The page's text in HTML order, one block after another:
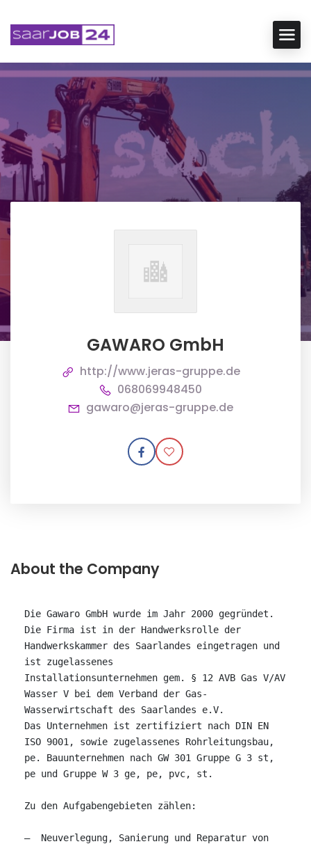
GAWARO GmbH
http://www.jeras-gruppe.de
068069948450
gawaro@jeras-gruppe.de
About the Company
Die Gawaro GmbH wurde im Jahr 2000 gegründet.
Die Firma ist in der Handwerksrolle der
Handwerkskammer des Saarlandes eingetragen und
ist zugelassenes
Installationsunternehmen gem. § 12 AVB Gas V/AV
Wasser V bei dem Verband der Gas-
Wasserwirtschaft des Saarlandes e.V.
Das Unternehmen ist zertifiziert nach DIN EN
ISO 9001, sowie zugelassenes Rohrleitungsbau,
pe. Bauunternehmen nach GW 301 Gruppe G 3 st,
pe und Gruppe W 3 ge, pe, pvc, st.
Zu den Aufgabengebieten zählen:
–  Neuverlegung, Sanierung und Reparatur von